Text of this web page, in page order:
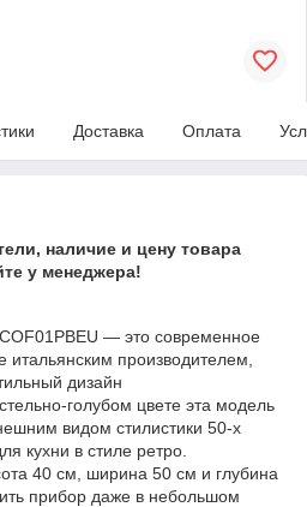
Доставка Оплата
наличие и цену товара
у менеджера!
— это современное
итальянским производителем,
дизайн
голубом цвете эта модель
видом стилистики 50-х
кухни в стиле ретро.
40 см, ширина 50 см и глубина
прибор даже в небольшом